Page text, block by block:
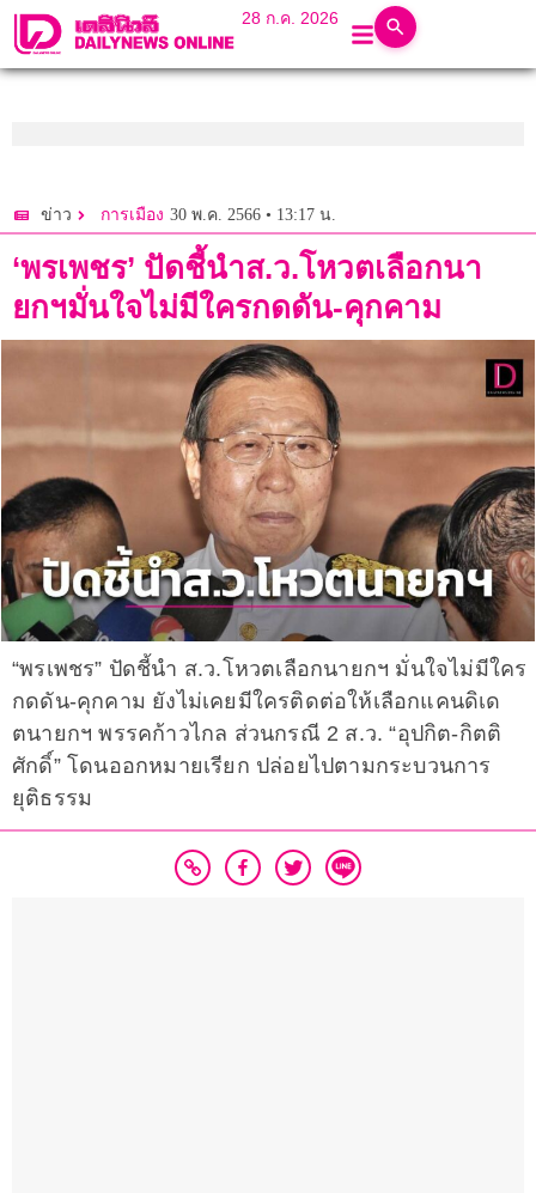
28 ก.ค. 2026
ข่าว การเมือง 30 พ.ค. 2566 • 13:17 น.
‘พรเพชร’ ปัดชี้นำส.ว.โหวตเลือกนา
ยกฯมั่นใจไม่มีใครกดดัน-คุกคาม
“พรเพชร” ปัดชี้นำ ส.ว.โหวตเลือกนายกฯ มั่นใจไม่มีใคร
กดดัน-คุกคาม ยังไม่เคยมีใครติดต่อให้เลือกแคนดิเด
ตนายกฯ พรรคก้าวไกล ส่วนกรณี 2 ส.ว. “อุปกิต-กิตติ
ศักดิ์” โดนออกหมายเรียก ปล่อยไปตามกระบวนการ
ยุติธรรม